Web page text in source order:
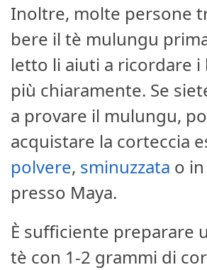
Inoltre, molte persone
bere il tè mulungu
letto li aiuti a ricordare
più chiaramente. Se
a provare il mulungu,
acquistare la corteccia
polvere, sminuzzata o in
presso Maya.
È sufficiente preparare
tè con 1-2 grammi di